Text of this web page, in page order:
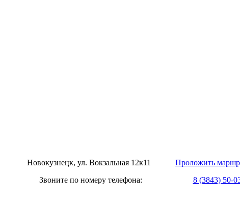
Новокузнецк, ул. Вокзальная 12к11 Проложить
Звоните по номеру телефона: 8 (3843) 50-